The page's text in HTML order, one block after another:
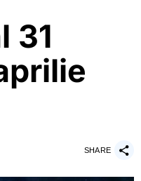
31
SHARE